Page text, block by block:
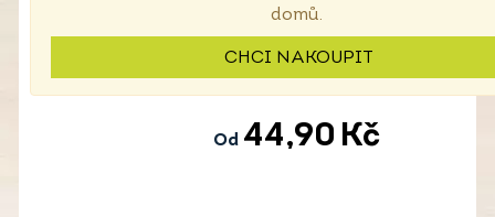
domů.
CHCI NAKOUPIT
Od 44,90 Kč